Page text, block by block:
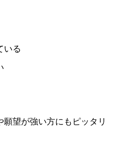
いる
望が強い方にもピッタリ